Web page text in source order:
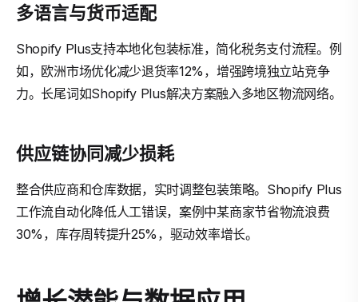
多语言与货币适配
Shopify Plus支持本地化包装标准，简化税务支付流程。例
如，欧洲市场优化减少退货率12%，增强跨境独立站竞争
力。长尾词如Shopify Plus解决方案融入多地区物流网络。
供应链协同减少损耗
整合供应商和仓库数据，实时调整包装策略。Shopify Plus
工作流自动化降低人工错误，案例中某商家节省物流浪费
30%，库存周转提升25%，驱动效率增长。